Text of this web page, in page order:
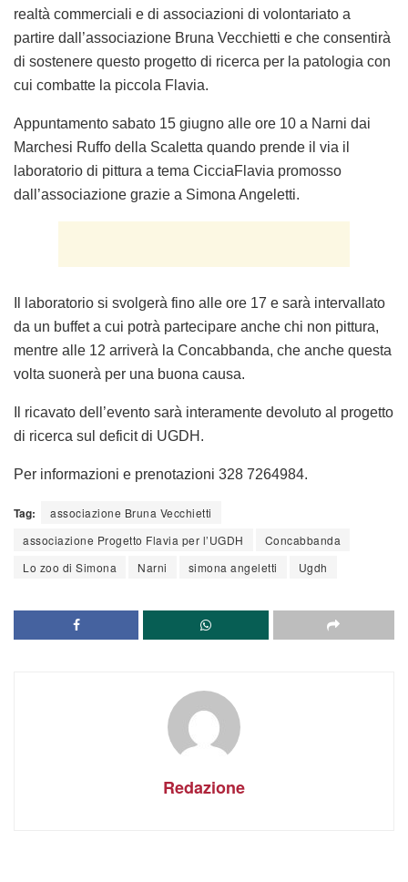
realtà commerciali e di associazioni di volontariato a
partire dall’associazione Bruna Vecchietti e che consentirà
di sostenere questo progetto di ricerca per la patologia con
cui combatte la piccola Flavia.
Appuntamento sabato 15 giugno alle ore 10 a Narni dai
Marchesi Ruffo della Scaletta quando prende il via il
laboratorio di pittura a tema CicciaFlavia promosso
dall’associazione grazie a Simona Angeletti.
Il laboratorio si svolgerà fino alle ore 17 e sarà intervallato
da un buffet a cui potrà partecipare anche chi non pittura,
mentre alle 12 arriverà la Concabbanda, che anche questa
volta suonerà per una buona causa.
Il ricavato dell’evento sarà interamente devoluto al progetto
di ricerca sul deficit di UGDH.
Per informazioni e prenotazioni 328 7264984.
Tag:
associazione Bruna Vecchietti
associazione Progetto Flavia per l’UGDH
Concabbanda
Lo zoo di Simona
Narni simona angeletti Ugdh
Redazione